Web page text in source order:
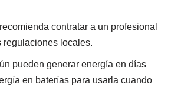
contratar a un profesional
regulaciones locales.
pueden generar energía en días
en baterías para usarla cuando